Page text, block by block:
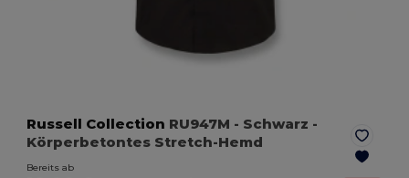
Russell Collection RU947M - Schwarz -
Körperbetontes Stretch-Hemd
Bereits ab